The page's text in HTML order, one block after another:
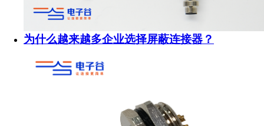
为什么越来越多企业选择屏蔽连接器？